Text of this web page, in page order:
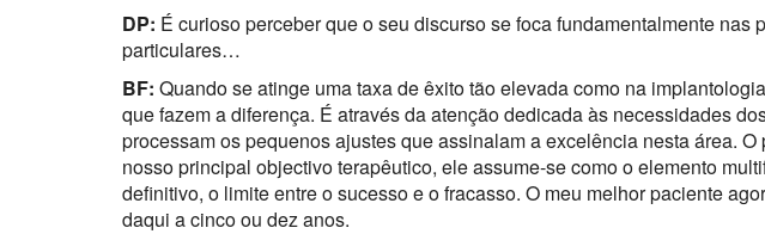
DP: É curioso perceber que o seu discurso se foca fundamentalmente nas
particulares…
BF: Quando se atinge uma taxa de êxito tão elevada como na
que fazem a diferença. É através da atenção dedicada às necessidades
processam os pequenos ajustes que assinalam a excelência nesta área.
nosso principal objectivo terapêutico, ele assume-se como o elemento
definitivo, o limite entre o sucesso e o fracasso. O meu melhor paciente
daqui a cinco ou dez anos.